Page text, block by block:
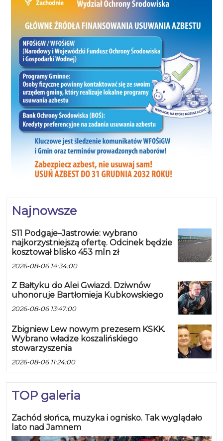
Najnowsze
S11 Podgaje–Jastrowie: wybrano
najkorzystniejszą ofertę. Odcinek będzie
kosztował blisko 453 mln zł
2026-08-06 14:34:00
Z Bałtyku do Alei Gwiazd. Dziwnów
uhonoruje Bartłomieja Kubkowskiego
2026-08-06 13:47:00
Zbigniew Lew nowym prezesem KSKK.
Wybrano władze koszalińskiego
stowarzyszenia
2026-08-06 11:24:00
TOP galeria
Zachód słońca, muzyka i ognisko. Tak wyglądało
lato nad Jamnem